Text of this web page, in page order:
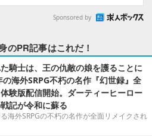
Sponsored by
のPR記事はこれだ！
騎士は、王の仇敵の娘を護ることに
海外SRPG不朽の名作『幻世録』全
験版配信開始。ダーティーヒーロー
記が令和に蘇る
海外SRPGの不朽の名作が全面リメイクされ